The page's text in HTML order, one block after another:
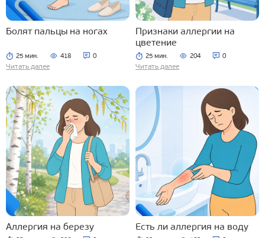
Болят пальцы на ногах
25 мин. 418 0
Читать далее
Признаки аллергии на
цветение
25 мин. 204 0
Читать далее
Аллергия на березу Есть ли аллергия на воду